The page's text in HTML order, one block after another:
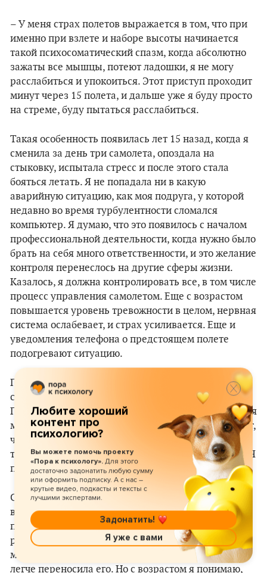
– У меня страх полетов выражается в том, что при
именно при взлете и наборе высоты начинается
такой психосоматический спазм, когда абсолютно
зажаты все мышцы, потеют ладошки, я не могу
расслабиться и упокоиться. Этот приступ проходит
минут через 15 полета, и дальше уже я буду просто
на стреме, буду пытаться расслабиться.
Такая особенность появилась лет 15 назад, когда я
сменила за день три самолета, опоздала на
стыковку, испытала стресс и после этого стала
бояться летать. Я не попадала ни в какую
аварийную ситуацию, как моя подруга, у которой
недавно во время турбулентности сломался
компьютер. Я думаю, что это появилось с началом
профессиональной деятельности, когда нужно было
брать на себя много ответственности, и это желание
контроля перенеслось на другие сферы жизни.
Казалось, я должна контролировать все, в том числе
процесс управления самолетом. Еще с возрастом
повышается уровень тревожности в целом, нервная
система ослабевает, и страх усиливается. Еще и
уведомления телефона о предстоящем полете
подогревают ситуацию.
Пик моей тревожности был пару лет назад, а
сейчас, можно сказать, я в легкой ремиссии
Последние несколько полетов прошли спокойно для
меня и моих соседей. Моя сестра-психиатр говорит,
что аэрофобия лечится за пару сеансов простой
техникой, которой обладают опытные психиатры. Я
пока справляюсь собственными силами.
Страх полетов всегда сопровождается кучей
веселых историй. Когда ты молода и любишь
путешествовать, то при каждой возможности все
равно летаешь, несмотря на дискомфорт и
мандраж. Я обычно выпивала перед полетом и
легче переносила его. Но с возрастом я понимаю,
Любите хороший
контент про
психологию?
Вы можете помочь проекту
«Пора к психологу». Для этого
достаточно задонатить любую сумму
или оформить подписку. А с нас –
крутые видео, подкасты и тексты с
лучшими экспертами.
Задонатить!
Я уже с вами